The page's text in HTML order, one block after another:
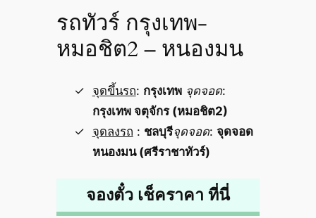
รถทัวร์ กรุงเทพ-
หมอชิต2 – หนองมน
จุดขึ้นรถ: กรุงเทพ จุดจอด:
กรุงเทพ จตุจักร (หมอชิต2)
จุดลงรถ : ชลบุรีจุดจอด: จุดจอด
หนองมน (ศรีราชาทัวร์)
จองตั๋ว เช็คราคา ที่นี่